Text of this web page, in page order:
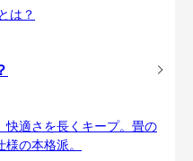
快適さを長くキープ。畳の
の本格派。